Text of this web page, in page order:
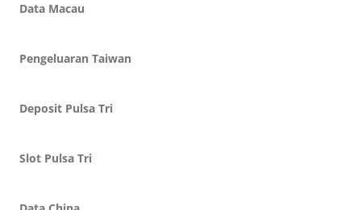
Data Macau
Pengeluaran Taiwan
Deposit Pulsa Tri
Slot Pulsa Tri